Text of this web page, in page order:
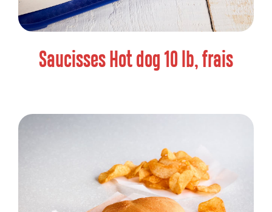
Saucisses Hot dog 10 lb, frais